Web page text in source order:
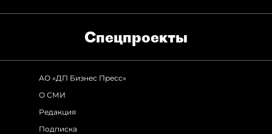
Спец­проекты
АО «ДП Бизнес Пресс»
О СМИ
Редакция
Подписка